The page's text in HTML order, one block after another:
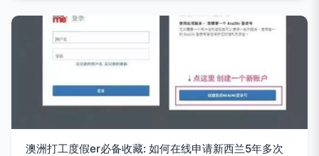
澳洲打工度假er必备收藏: 如何在线申请新西兰5年多次